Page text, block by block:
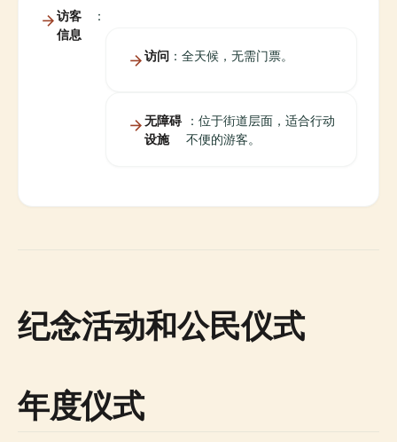
访客
信息
：
访问：全天候，无需门票。
无障碍
设施
：位于街道层面，适合行动
不便的游客。
纪念活动和公民仪式
年度仪式